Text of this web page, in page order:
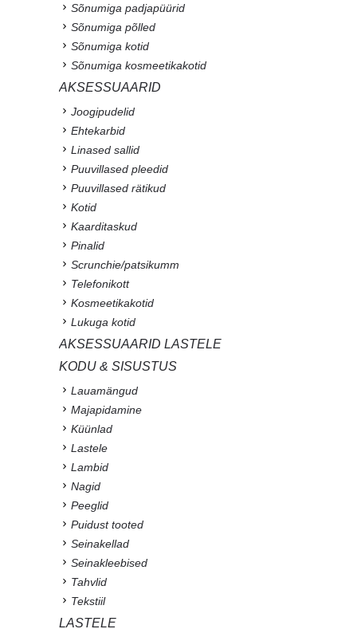
Sõnumiga padjapüürid
Sõnumiga põlled
Sõnumiga kotid
Sõnumiga kosmeetikakotid
AKSESSUAARID
Joogipudelid
Ehtekarbid
Linased sallid
Puuvillased pleedid
Puuvillased rätikud
Kotid
Kaarditaskud
Pinalid
Scrunchie/patsikumm
Telefonikott
Kosmeetikakotid
Lukuga kotid
AKSESSUAARID LASTELE
KODU & SISUSTUS
Lauamängud
Majapidamine
Küünlad
Lastele
Lambid
Nagid
Peeglid
Puidust tooted
Seinakellad
Seinakleebised
Tahvlid
Tekstiil
LASTELE